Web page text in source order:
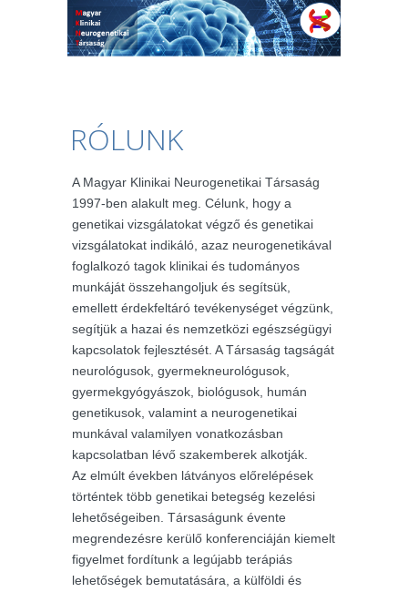
RÓLUNK
A Magyar Klinikai Neurogenetikai Társaság
1997-ben alakult meg. Célunk, hogy a
genetikai vizsgálatokat végző és genetikai
vizsgálatokat indikáló, azaz neurogenetikával
foglalkozó tagok klinikai és tudományos
munkáját összehangoljuk és segítsük,
emellett érdekfeltáró tevékenységet végzünk,
segítjük a hazai és nemzetközi egészségügyi
kapcsolatok fejlesztését. A Társaság tagságát
neurológusok, gyermekneurológusok,
gyermekgyógyászok, biológusok, humán
genetikusok, valamint a neurogenetikai
munkával valamilyen vonatkozásban
kapcsolatban lévő szakemberek alkotják.
Az elmúlt években látványos előrelépések
történtek több genetikai betegség kezelési
lehetőségeiben. Társaságunk évente
megrendezésre kerülő konferenciáján kiemelt
figyelmet fordítunk a legújabb terápiás
lehetőségek bemutatására, a külföldi és